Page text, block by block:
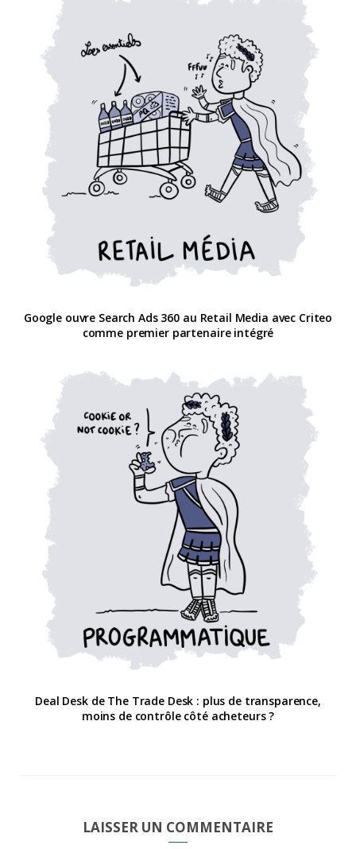
Google ouvre Search Ads 360 au Retail Media avec Criteo
comme premier partenaire intégré
Deal Desk de The Trade Desk : plus de transparence,
moins de contrôle côté acheteurs ?
LAISSER UN COMMENTAIRE